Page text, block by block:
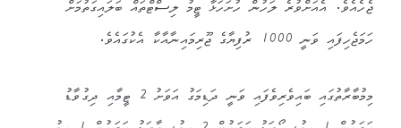
ޖެހެއެވެ. އެއަށްވުރެ ލަހުން ހުށަހަޅާ ޓީމު ލިސްޓްތައް ބަލައިގަތުމަށް
ހަމަޖެހިފައި ވަނީ 1000 ރުފިޔާގެ ޖޫރިމައިނާއާކާ އެކުގައެވެ.
މިމުބާރާތުގައި ބައިވެރިވެފައި ވަނީ ދަޑިމަގު އަވަށު 2 ޓީމާއި ދިގުވާޑު